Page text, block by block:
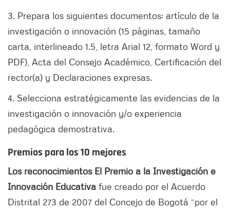
3. Prepara los siguientes documentos: artículo de la
investigación o innovación (15 páginas, tamaño
carta, interlineado 1.5, letra Arial 12, formato Word y
PDF), Acta del Consejo Académico, Certificación del
rector(a) y Declaraciones expresas.
4. Selecciona estratégicamente las evidencias de la
investigación o innovación y/o experiencia
pedagógica demostrativa.
Premios para los 10 mejores
Los reconocimientos El Premio a la Investigación e
Innovación Educativa fue creado por el Acuerdo
Distrital 273 de 2007 del Concejo de Bogotá “por el